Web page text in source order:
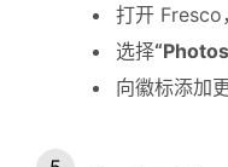
打开 Fresco
选择
向徽标添加